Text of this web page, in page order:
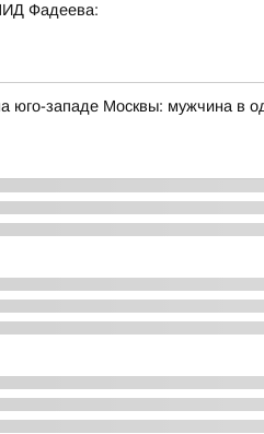
Фадеева:
юго-западе Москвы: мужчина в